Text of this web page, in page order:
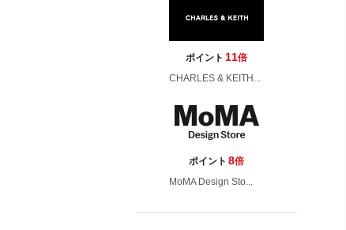
ポイント 11倍
CHARLES & KEITH...
ポイント 8倍
MoMA Design Sto...